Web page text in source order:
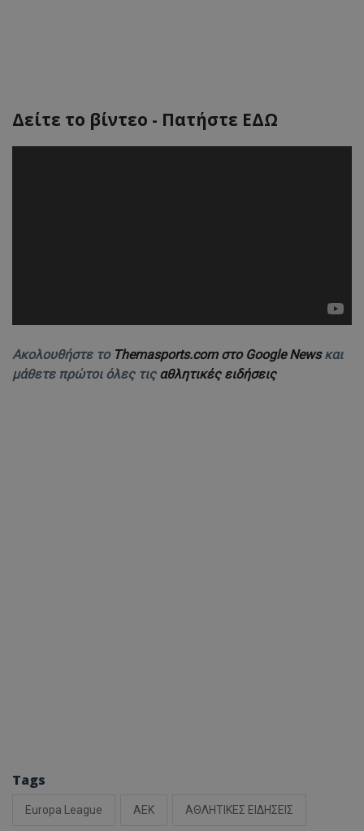
Δείτε το βίντεο - Πατήστε ΕΔΩ
Ακολουθήστε το Themasports.com στο Google Newsκαι
μάθετε πρώτοι όλες τις αθλητικές ειδήσεις
Tags
Europa League ΑΕΚ ΑΘΛΗΤΙΚΕΣ ΕΙΔΗΣΕΙΣ